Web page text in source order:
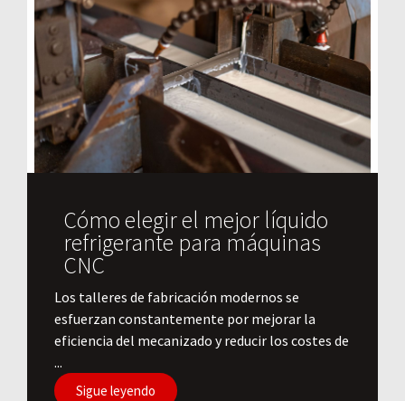
Cómo elegir el mejor líquido
refrigerante para máquinas
CNC
Los talleres de fabricación modernos se
esfuerzan constantemente por mejorar la
eficiencia del mecanizado y reducir los costes de
...
Sigue leyendo